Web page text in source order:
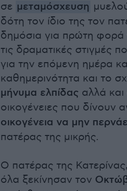
σε μεταμόσχευση
δότη τον ίδιο της τον
δημόσια για πρώτη φορά
τις δραματικές στιγμές
για την επόμενη ημέρα
καθημερινότητα και το
μήνυμα ελπίδας αλλά
οικογένειες που δίνουν
οικογένεια να μην
πατέρας της μικρής.
Ο πατέρας της
όλα ξεκίνησαν τον